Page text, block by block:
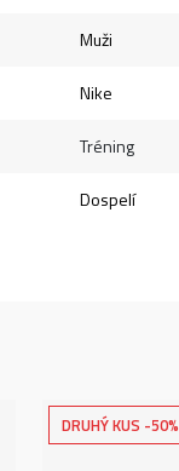
Muži
Nike
Tréning
Dospelí
DRUHÝ KUS -50%